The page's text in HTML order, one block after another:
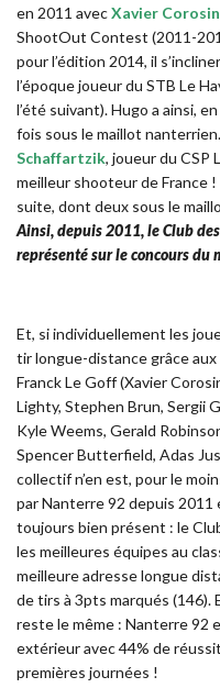
en 2011 avecXavier
ShootOut Contest (2011-
pour l’édition 2014, il
l’époque joueur du STB Le
l’été suivant). Hugo a ainsi,
fois sous le maillot
Schaffartzik, joueur du CSP
meilleur shooteur de France
suite, dont deux sous le
Ainsi, depuis 2011, le Club
représenté sur le concours
Et, si individuellement les
tir longue-distance grâce
Franck Le Goff (Xavier
Lighty, Stephen Brun, Sergii
Kyle Weems, Gerald
Spencer Butterfield, Adas
collectif n’en est, pour le
par Nanterre 92 depuis 2011
toujours bien présent : le
les meilleures équipes au
meilleure adresse longue
de tirs à 3pts marqués (146).
reste le même : Nanterre 92
extérieur avec 44% de
premières journées !